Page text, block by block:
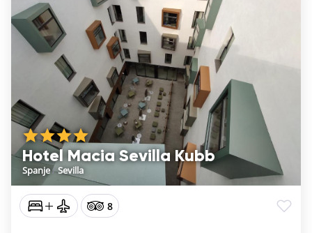
Hotel Macia Sevilla Kubb
Spanje/Sevilla
8